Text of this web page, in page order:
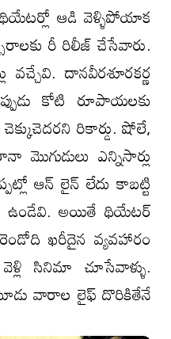
ఆడి వెళ్ళిపోయాక
రీ రిలీజ్ చేసేవారు.
వచ్చేవి. దానవీరశూరకర్ణ
కోటి రూపాయలకు
రికార్డు. షోలే,
ఎన్నిసార్లు
ఆన్ లైన్ లేదు కాబట్టి
ఉండేవి. అయితే థియేటర్
ఖరీదైన వ్యవహారం
సినిమా చూసేవాళ్ళు.
వారాల లైఫ్ దొరికితేనే